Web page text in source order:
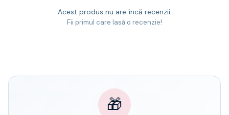
Acest produs nu are încă recenzii.
Fii primul care lasă o recenzie!
🎁